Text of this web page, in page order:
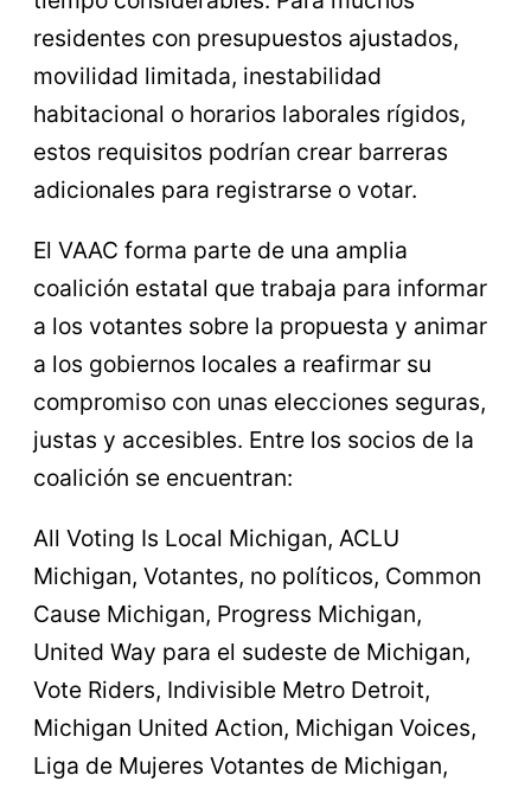
residentes con presupuestos ajustados,
movilidad limitada, inestabilidad
habitacional o horarios laborales rígidos,
estos requisitos podrían crear barreras
adicionales para registrarse o votar.
El VAAC forma parte de una amplia
coalición estatal que trabaja para informar
a los votantes sobre la propuesta y animar
a los gobiernos locales a reafirmar su
compromiso con unas elecciones seguras,
justas y accesibles. Entre los socios de la
coalición se encuentran:
All Voting Is Local Michigan, ACLU
Michigan, Votantes, no políticos, Common
Cause Michigan, Progress Michigan,
United Way para el sudeste de Michigan,
Vote Riders, Indivisible Metro Detroit,
Michigan United Action, Michigan Voices,
Liga de Mujeres Votantes de Michigan,